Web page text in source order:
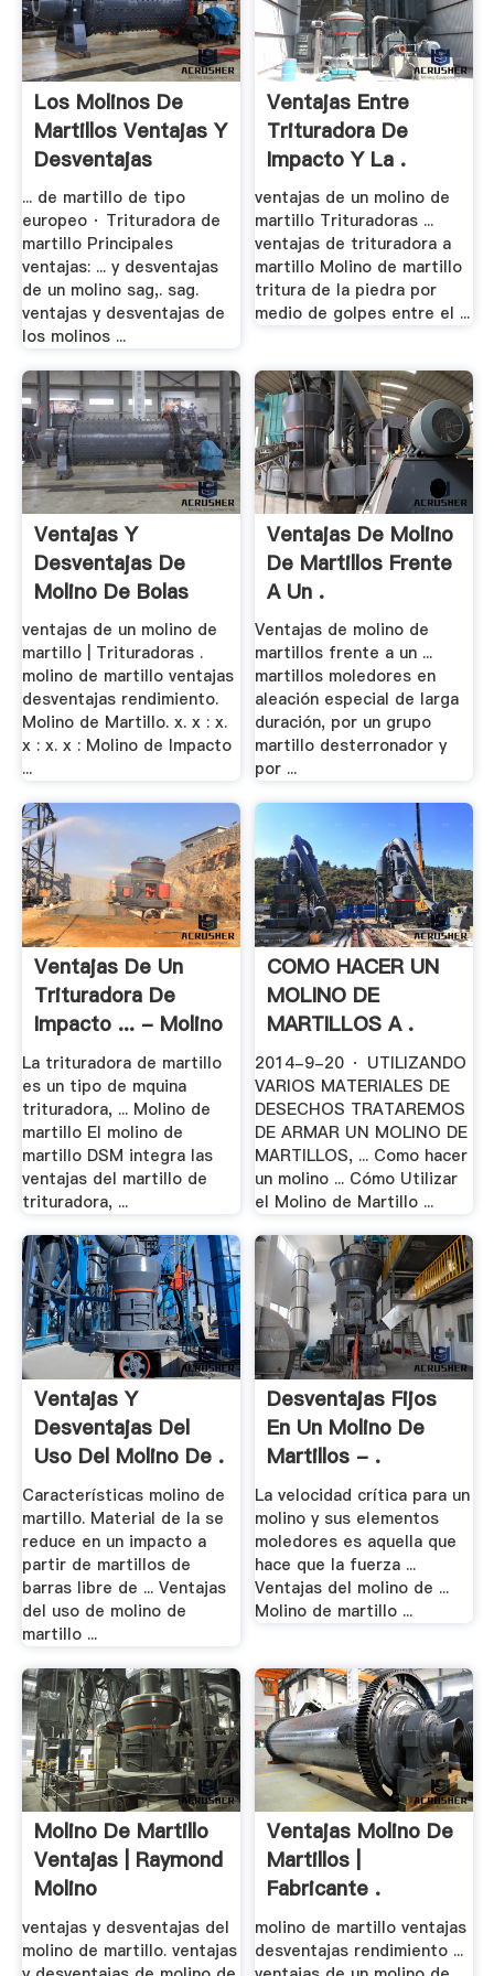
Los Molinos De
Martillos Ventajas Y
Desventajas
... de martillo de tipo
europeo · Trituradora de
martillo Principales
ventajas: ... y desventajas
de un molino sag,. sag.
ventajas y desventajas de
los molinos ...
Ventajas Entre
Trituradora De
Impacto Y La .
ventajas de un molino de
martillo Trituradoras ...
ventajas de trituradora a
martillo Molino de martillo
tritura de la piedra por
medio de golpes entre el ...
Ventajas Y
Desventajas De
Molino De Bolas
ventajas de un molino de
martillo | Trituradoras .
molino de martillo ventajas
desventajas rendimiento.
Molino de Martillo. x. x : x.
x : x. x : Molino de Impacto
...
Ventajas De Molino
De Martillos Frente
A Un .
Ventajas de molino de
martillos frente a un ...
martillos moledores en
aleación especial de larga
duración, por un grupo
martillo desterronador y
por ...
Ventajas De Un
Trituradora De
Impacto ... - Molino
.
La trituradora de martillo
es un tipo de mquina
trituradora, ... Molino de
martillo El molino de
martillo DSM integra las
ventajas del martillo de
trituradora, ...
COMO HACER UN
MOLINO DE
MARTILLOS A .
2014-9-20 · UTILIZANDO
VARIOS MATERIALES DE
DESECHOS TRATAREMOS
DE ARMAR UN MOLINO DE
MARTILLOS, ... Como hacer
un molino ... Cómo Utilizar
el Molino de Martillo ...
Ventajas Y
Desventajas Del
Uso Del Molino De .
Características molino de
martillo. Material de la se
reduce en un impacto a
partir de martillos de
barras libre de ... Ventajas
del uso de molino de
martillo ...
Desventajas Fijos
En Un Molino De
Martillos - .
La velocidad crítica para un
molino y sus elementos
moledores es aquella que
hace que la fuerza ...
Ventajas del molino de ...
Molino de martillo ...
Molino De Martillo
Ventajas | Raymond
Molino
ventajas y desventajas del
molino de martillo. ventajas
Ventajas Molino De
Martillos |
Fabricante .
molino de martillo ventajas
desventajas rendimiento ...